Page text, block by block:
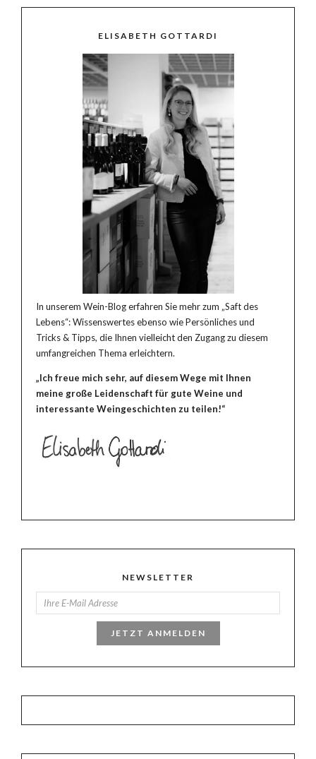
ELISABETH GOTTARDI
In unserem Wein-Blog erfahren Sie mehr zum „Saft des
Lebens“: Wissenswertes ebenso wie Persönliches und
Tricks & Tipps, die Ihnen vielleicht den Zugang zu diesem
umfangreichen Thema erleichtern.
„Ich freue mich sehr, auf diesem Wege mit Ihnen
meine große Leidenschaft für gute Weine und
interessante Weingeschichten zu teilen!“
NEWSLETTER
JETZT ANMELDEN